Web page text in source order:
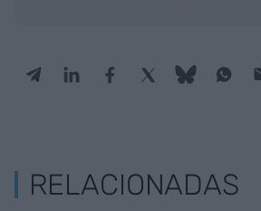
RELACIONADAS